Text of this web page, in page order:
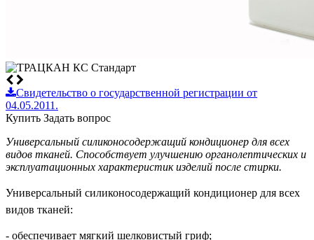
Свидетельство о государственной регистрации от
04.05.2011.
Купить Задать вопрос
Универсальный силиконосодержащий кондиционер для всех
видов тканей. Способствует улучшению органолептических и
эксплуатационных характеристик изделий после стирки.
Универсальный силиконосодержащий кондиционер для всех
видов тканей:
- обеспечивает мягкий шелковистый гриф;